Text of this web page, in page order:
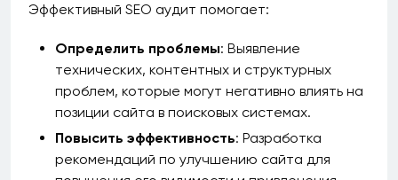
Эффективный SEO аудит помогает:
Определить проблемы: Выявление
технических, контентных и структурных
проблем, которые могут негативно влиять на
позиции сайта в поисковых системах.
Повысить эффективность: Разработка
рекомендаций по улучшению сайта для